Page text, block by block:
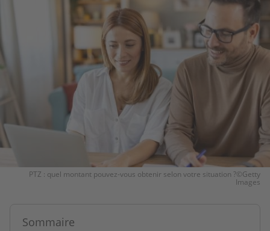
PTZ : quel montant pouvez-vous obtenir selon votre situation ?©Getty
Images
Sommaire